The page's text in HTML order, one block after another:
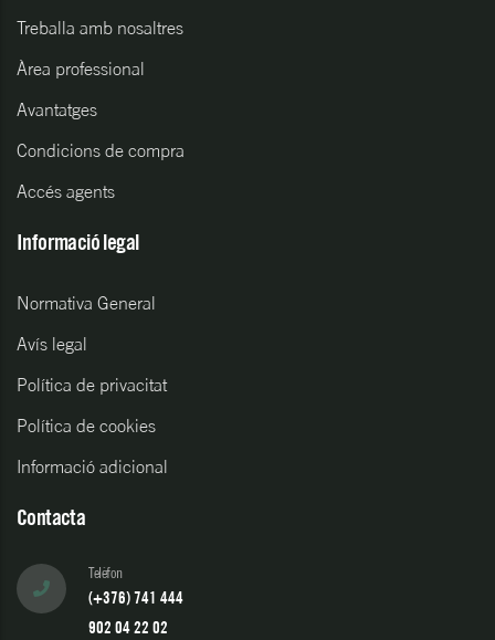
Treballa amb nosaltres
Àrea professional
Avantatges
Condicions de compra
Accés agents
Informació legal
Normativa General
Avís legal
Política de privacitat
Política de cookies
Informació adicional
Contacta
Telèfon
(+376) 741 444
902 04 22 02